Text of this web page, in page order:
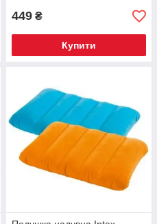
449 ₴
Купити